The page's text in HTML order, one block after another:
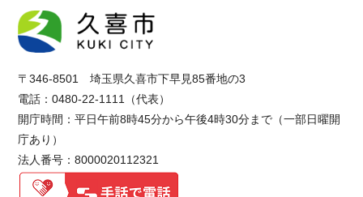
〒346-8501 埼玉県久喜市下早見85番地の3
電話：0480-22-1111（代表）
開庁時間：平日午前8時45分から午後4時30分まで（一部日曜開
庁あり）
法人番号：8000020112321